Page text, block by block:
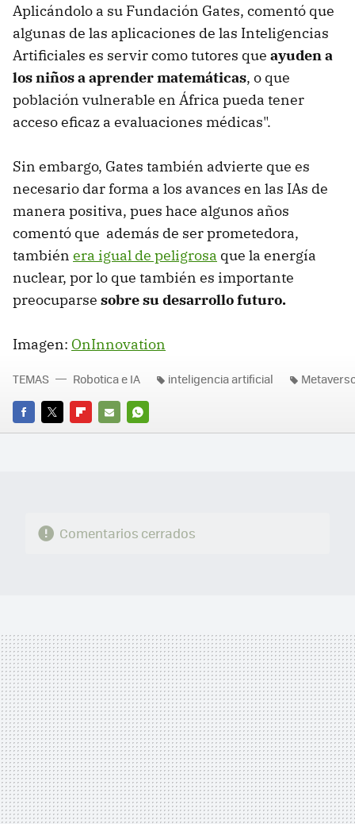
Aplicándolo a su Fundación Gates, comentó que
algunas de las aplicaciones de las Inteligencias
Artificiales es servir como tutores que ayuden a
los niños a aprender matemáticas, o que
población vulnerable en África pueda tener
acceso eficaz a evaluaciones médicas".
Sin embargo, Gates también advierte que es
necesario dar forma a los avances en las IAs de
manera positiva, pues hace algunos años
comentó que además de ser prometedora,
también era igual de peligrosa que la energía
nuclear, por lo que también es importante
preocuparse sobre su desarrollo futuro.
Imagen: OnInnovation
FACEBOOK
TWITTERFLIPBOARD
E-
WHATSAPP
TEMAS Robotica e IA inteligencia artificial
Comentarios cerrados